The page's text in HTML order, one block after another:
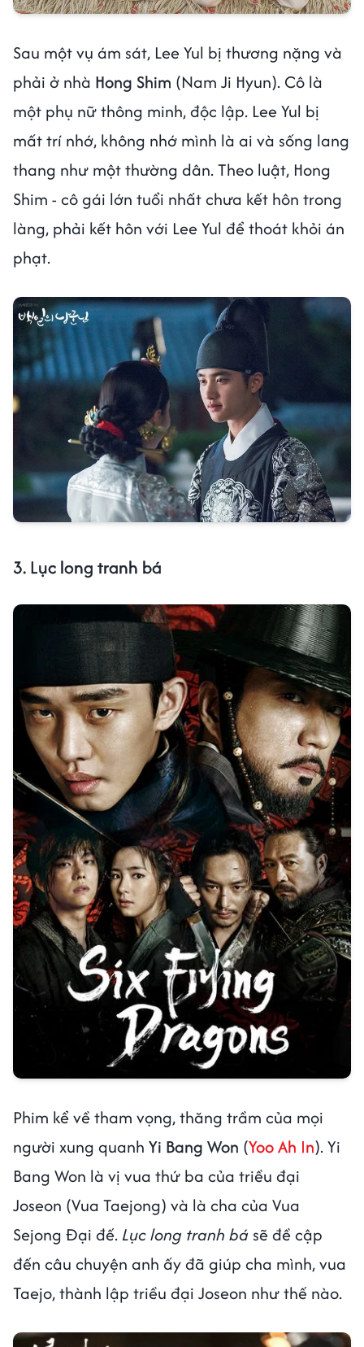
Sau một vụ ám sát, Lee Yul bị thương nặng và
phải ở nhà Hong Shim (Nam Ji Hyun). Cô là
một phụ nữ thông minh, độc lập. Lee Yul bị
mất trí nhớ, không nhớ mình là ai và sống lang
thang như một thường dân. Theo luật, Hong
Shim - cô gái lớn tuổi nhất chưa kết hôn trong
làng, phải kết hôn với Lee Yul để thoát khỏi án
phạt.
3. Lục long tranh bá
Phim kể về tham vọng, thăng trầm của mọi
người xung quanh Yi Bang Won (Yoo Ah In). Yi
Bang Won là vị vua thứ ba của triều đại
Joseon (Vua Taejong) và là cha của Vua
Sejong Đại đế. Lục long tranh bá sẽ đề cập
đến câu chuyện anh ấy đã giúp cha mình, vua
Taejo, thành lập triều đại Joseon như thế nào.